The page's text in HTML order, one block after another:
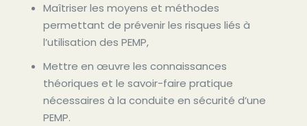
Maîtriser les moyens et méthodes
permettant de prévenir les risques liés à
l’utilisation des PEMP,
Mettre en œuvre les connaissances
théoriques et le savoir-faire pratique
nécessaires à la conduite en sécurité d’une
PEMP.